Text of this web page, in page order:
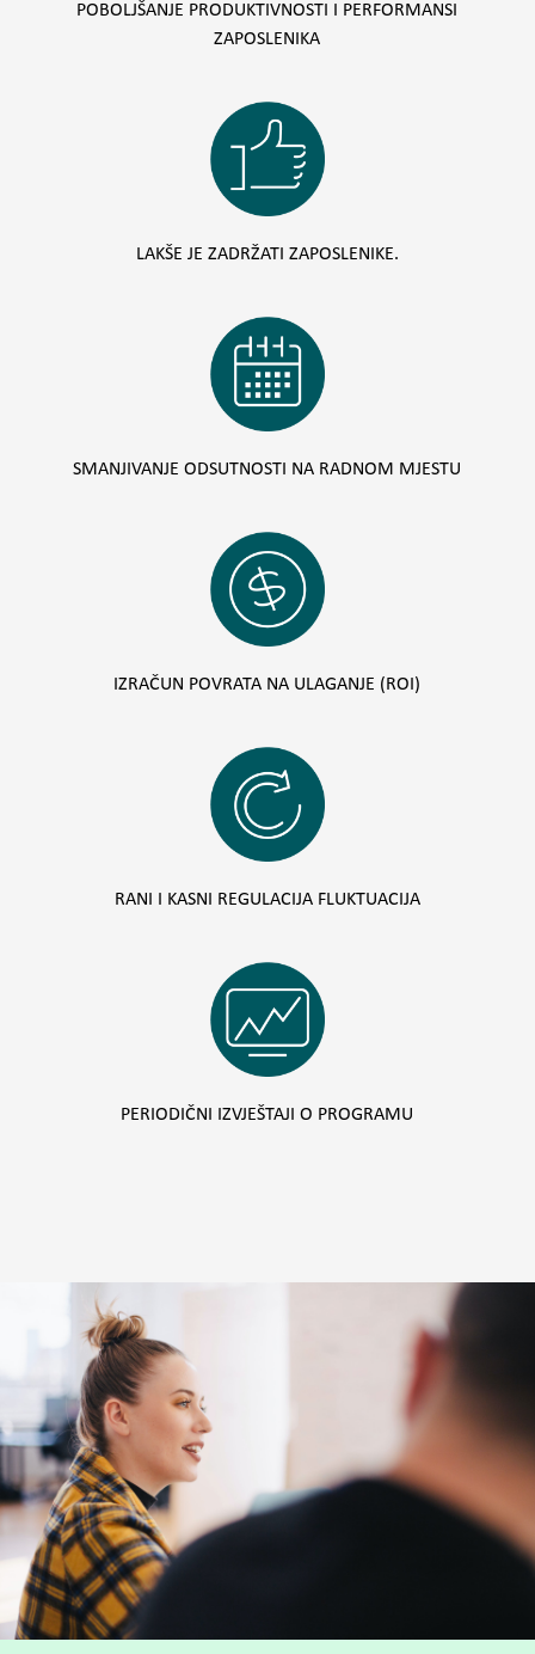
POBOLJŠANJE PRODUKTIVNOSTI I PERFORMANSI
ZAPOSLENIKA
LAKŠE JE ZADRŽATI ZAPOSLENIKE.
SMANJIVANJE ODSUTNOSTI NA RADNOM MJESTU
IZRAČUN POVRATA NA ULAGANJE (ROI)
RANI I KASNI REGULACIJA FLUKTUACIJA
PERIODIČNI IZVJEŠTAJI O PROGRAMU